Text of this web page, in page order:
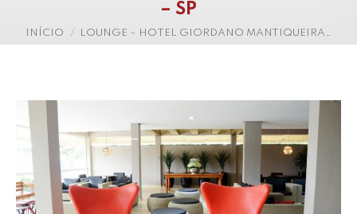
– SP
Você está aqui:
INÍCIO LOUNGE – HOTEL GIORDANO MANTIQUEIRA…